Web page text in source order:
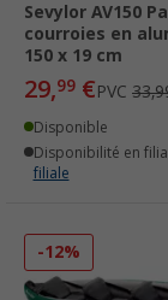
Sevylor AV150
courroies en
150 x 19 cm
29,99 €PVC
Disponible
Disponibilité en
filiale
-12%